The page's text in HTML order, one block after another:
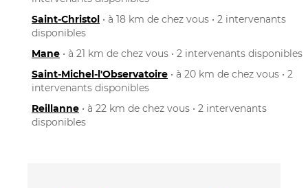
Saint-Christol • à 18 km de chez vous • 2 intervenants
disponibles
Mane • à 21 km de chez vous • 2 intervenants disponibles
Saint-Michel-l'Observatoire • à 20 km de chez vous • 2
intervenants disponibles
Reillanne • à 22 km de chez vous • 2 intervenants
disponibles